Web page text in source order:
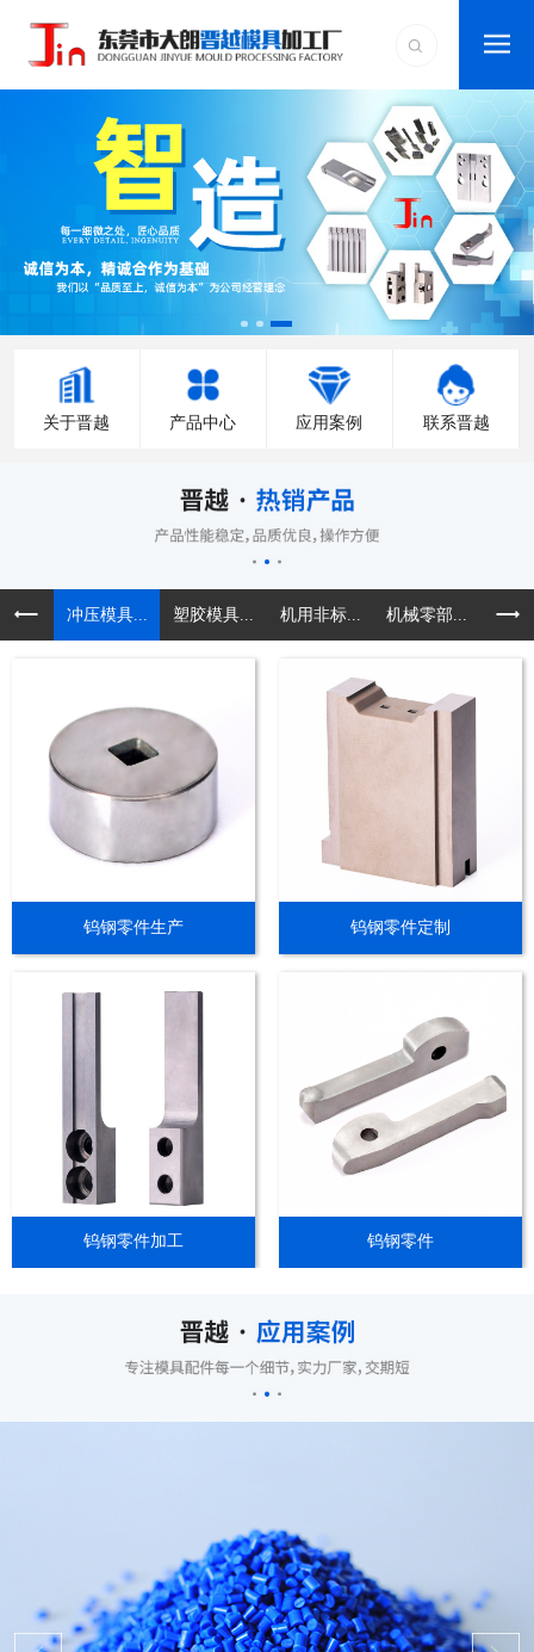
关于晋越 产品中心 应用案例 联系晋越
冲压模具... 塑胶模具... 机用非标... 机械零部... 精密
钨钢零件生产 钨钢零件定制
钨钢零件加工 钨钢零件